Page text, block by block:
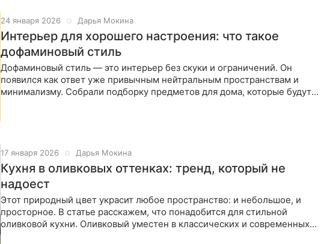
24 января 2026 Дарья Мокина
Интерьер для хорошего настроения: что такое
дофаминовый стиль
Дофаминовый стиль — это интерьер без скуки и ограничений. Он
появился как ответ уже привычным нейтральным пространствам и
минимализму. Собрали подборку предметов для дома, которые будут
17 января 2026 Дарья Мокина
Кухня в оливковых оттенках: тренд, который не
надоест
Этот природный цвет украсит любое пространство: и небольшое, и
просторное. В статье расскажем, что понадобится для стильной
оливковой кухни. Оливковый уместен в классических и современных